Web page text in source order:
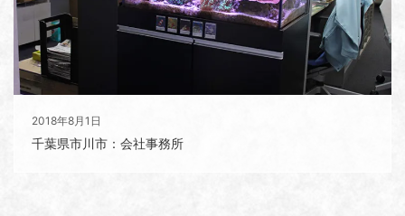
2018年8月1日
千葉県市川市：会社事務所